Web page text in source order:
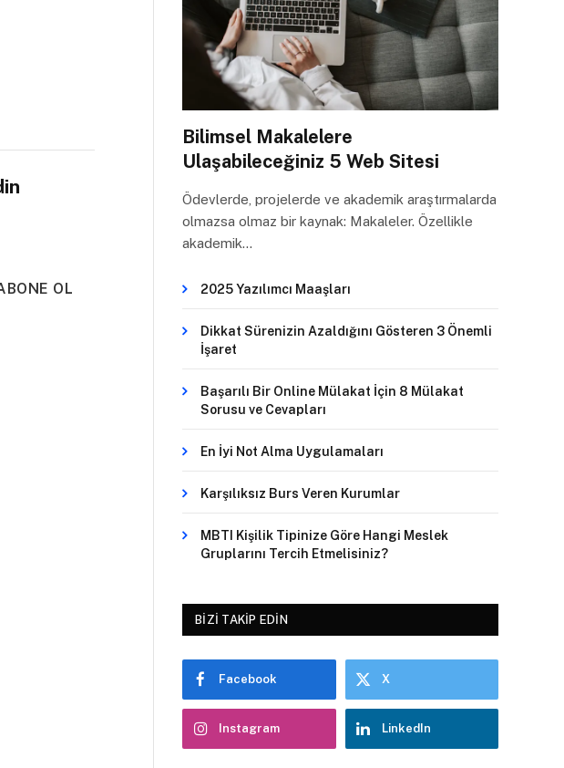
OL
Bilimsel Makalelere
Ulaşabileceğiniz 5 Web Sitesi
Ödevlerde, projelerde ve akademik araştırmalarda
olmazsa olmaz bir kaynak: Makaleler. Özellikle
akademik…
2025 Yazılımcı Maaşları
Dikkat Sürenizin Azaldığını Gösteren 3 Önemli
İşaret
Başarılı Bir Online Mülakat İçin 8 Mülakat
Sorusu ve Cevapları
En İyi Not Alma Uygulamaları
Karşılıksız Burs Veren Kurumlar
MBTI Kişilik Tipinize Göre Hangi Meslek
Gruplarını Tercih Etmelisiniz?
BIZI TAKIP EDIN
Facebook X
Instagram LinkedIn